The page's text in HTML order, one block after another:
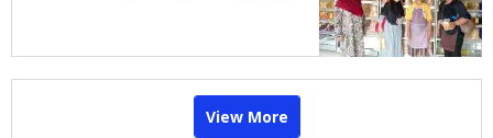
View More